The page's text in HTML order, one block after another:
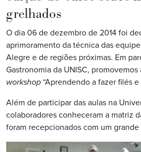
grelhados
O dia 06 de dezembro de 2014 foi
aprimoramento da técnica das
Alegre e de regiões próximas. Em
Gastronomia da UNISC, promovemos
workshop “Aprendendo a fazer filés e
Além de participar das aulas na
colaboradores conheceram a matriz
foram recepcionados com um grande